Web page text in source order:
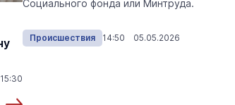
Алексей Ямаев о премьере в
Шкетана: «Для меня не бывает
Социального фонда или Минтруда.
Происшествия 14:50 05.05.2026